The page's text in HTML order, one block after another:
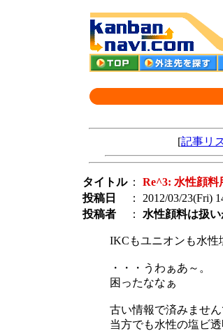
[記事リ
タイトル ： Re^3: 水性顔
投稿日
： 2012/03/23(Fri)
投稿者
： 水性顔料は扱い
IKCもユニオンも水
・・・うわぁあ～。
困ったななぁ
古い情報で済みません
当方でも水性の塩ビ